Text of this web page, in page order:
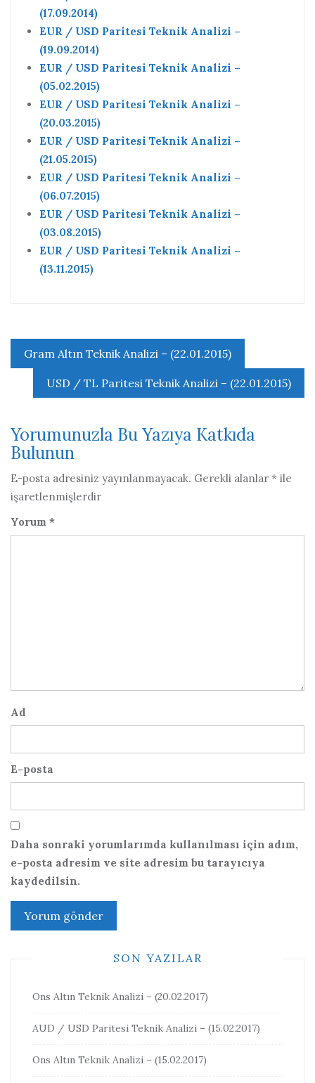
(17.09.2014)
EUR / USD Paritesi Teknik Analizi –
(19.09.2014)
EUR / USD Paritesi Teknik Analizi –
(05.02.2015)
EUR / USD Paritesi Teknik Analizi –
(20.03.2015)
EUR / USD Paritesi Teknik Analizi –
(21.05.2015)
EUR / USD Paritesi Teknik Analizi –
(06.07.2015)
EUR / USD Paritesi Teknik Analizi –
(03.08.2015)
EUR / USD Paritesi Teknik Analizi –
(13.11.2015)
Yazı
gezinmesi
Gram Altın Teknik Analizi – (22.01.2015)
USD / TL Paritesi Teknik Analizi – (22.01.2015)
Yorumunuzla Bu Yazıya Katkıda
Bulunun
E-posta adresiniz yayınlanmayacak. Gerekli alanlar * ile
işaretlenmişlerdir
Yorum *
Ad
E-posta
Daha sonraki yorumlarımda kullanılması için adım,
e-posta adresim ve site adresim bu tarayıcıya
kaydedilsin.
SON YAZILAR
Ons Altın Teknik Analizi – (20.02.2017)
AUD / USD Paritesi Teknik Analizi – (15.02.2017)
Ons Altın Teknik Analizi – (15.02.2017)